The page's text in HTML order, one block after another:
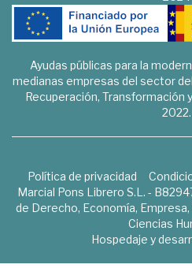
Ayudas públicas para la
medianas empresas del sector
Recuperación, Transformación
2022.
Política de privacidad
Marcial Pons Librero S.L. -
de Derecho, Economía,
Ciencias
Hospedaje y